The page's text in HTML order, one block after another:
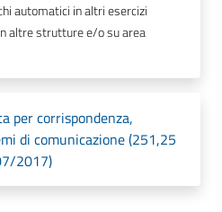
automatici in altri esercizi
altre strutture e/o su area
per corrispondenza,
di comunicazione (251,25
2017)